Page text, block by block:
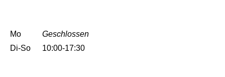
Mo
Geschlossen
Di-So
10:00-17:30